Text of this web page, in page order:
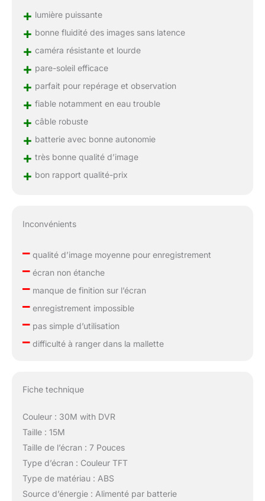
+ lumière puissante
+ bonne fluidité des images sans latence
+ caméra résistante et lourde
+ pare-soleil efficace
+ parfait pour repérage et observation
+ fiable notamment en eau trouble
+ câble robuste
+ batterie avec bonne autonomie
+ très bonne qualité d’image
+ bon rapport qualité-prix
Inconvénients
–qualité d’image moyenne pour enregistrement
–écran non étanche
–manque de finition sur l’écran
–enregistrement impossible
–pas simple d’utilisation
–difficulté à ranger dans la mallette
Fiche technique
Couleur : 30M with DVR
Taille : 15M
Taille de l’écran : 7 Pouces
Type d’écran : Couleur TFT
Type de matériau : ABS
Source d’énergie : Alimenté par batterie